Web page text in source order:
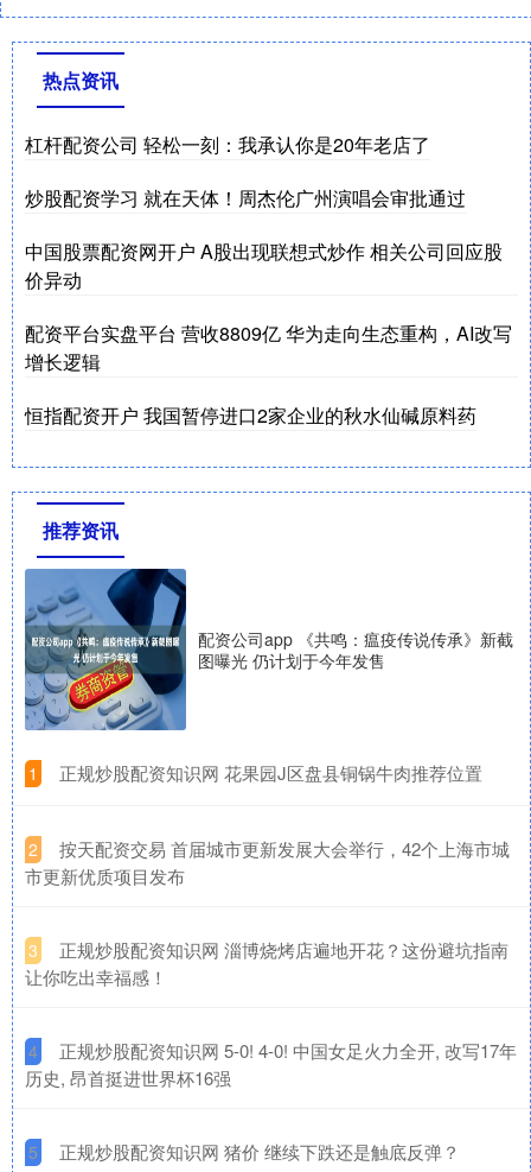
热点资讯
杠杆配资公司 轻松一刻：我承认你是20年老店了
炒股配资学习 就在天体！周杰伦广州演唱会审批通过
中国股票配资网开户 A股出现联想式炒作 相关公司回应股
价异动
配资平台实盘平台 营收8809亿 华为走向生态重构，AI改写
增长逻辑
恒指配资开户 我国暂停进口2家企业的秋水仙碱原料药
推荐资讯
配资公司app 《共鸣：瘟疫传说传承》新截
图曝光 仍计划于今年发售
1 ​正规炒股配资知识网 花果园J区盘县铜锅牛肉推荐位置
2
​按天配资交易 首届城市更新发展大会举行，42个上海市城
市更新优质项目发布
3
​正规炒股配资知识网 淄博烧烤店遍地开花？这份避坑指南
让你吃出幸福感！
4
​正规炒股配资知识网 5-0! 4-0! 中国女足火力全开, 改写17年
历史, 昂首挺进世界杯16强
5 ​正规炒股配资知识网 猪价 继续下跌还是触底反弹？